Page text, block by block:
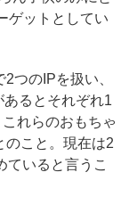
ゲットとしてい
つのIPを扱い、
るとそれぞれ1
れらのおもちゃ
のこと。現在は2
ていると言うこ